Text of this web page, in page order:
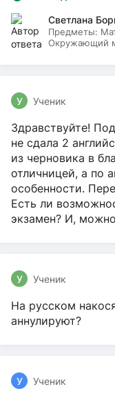
Светлана
Предметы:
Окружающий
У Ученик
Здравствуйте!
не сдала 2
из черновика в
отличницей, а по
особенности.
Есть ли
экзамен? И,
У Ученик
На русском
аннулируют?
У Ученик